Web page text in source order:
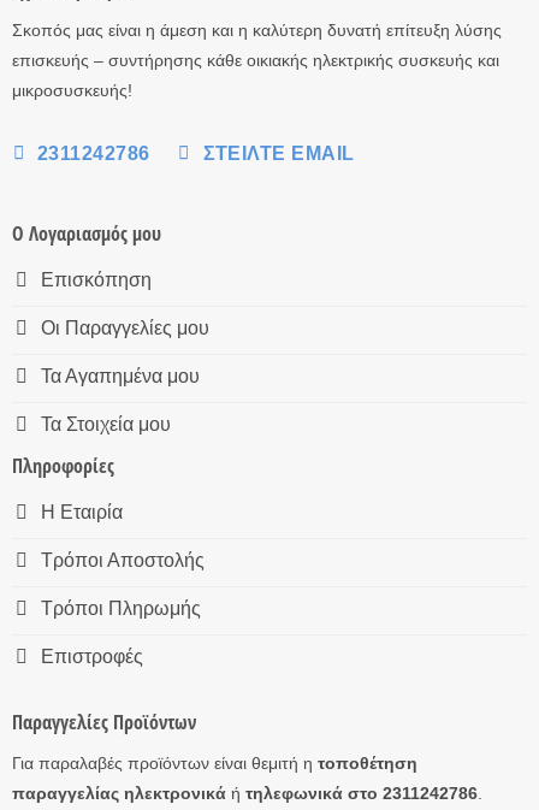
Σκοπός μας είναι η άμεση και η καλύτερη δυνατή επίτευξη λύσης
επισκευής – συντήρησης κάθε οικιακής ηλεκτρικής συσκευής και
μικροσυσκευής!
2311242786 ΣΤΕΊΛΤΕ EMAIL
Ο Λογαριασμός μου
Επισκόπηση
Οι Παραγγελίες μου
Τα Αγαπημένα μου
Τα Στοιχεία μου
Πληροφορίες
Η Εταιρία
Τρόποι Αποστολής
Τρόποι Πληρωμής
Επιστροφές
Παραγγελίες Προϊόντων
Για παραλαβές προϊόντων είναι θεμιτή η τοποθέτηση
παραγγελίας ηλεκτρονικάή τηλεφωνικά στο 2311242786.